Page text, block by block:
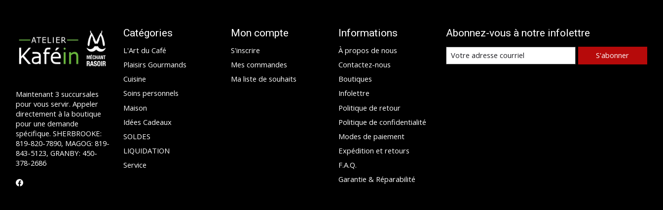
Maintenant 3 succursales
pour vous servir. Appeler
directement à la boutique
pour une demande
spécifique. SHERBROOKE:
819-820-7890, MAGOG: 819-
843-5123, GRANBY: 450-
378-2686
Catégories
L'Art du Café
Plaisirs Gourmands
Cuisine
Soins personnels
Maison
Idées Cadeaux
SOLDES
LIQUIDATION
Service
Mon compte
S'inscrire
Mes commandes
Ma liste de souhaits
Informations
À propos de nous
Contactez-nous
Boutiques
Infolettre
Politique de retour
Politique de confidentialité
Modes de paiement
Expédition et retours
F.A.Q.
Garantie & Réparabilité
Abonnez-vous à notre infolettre
S'abonner